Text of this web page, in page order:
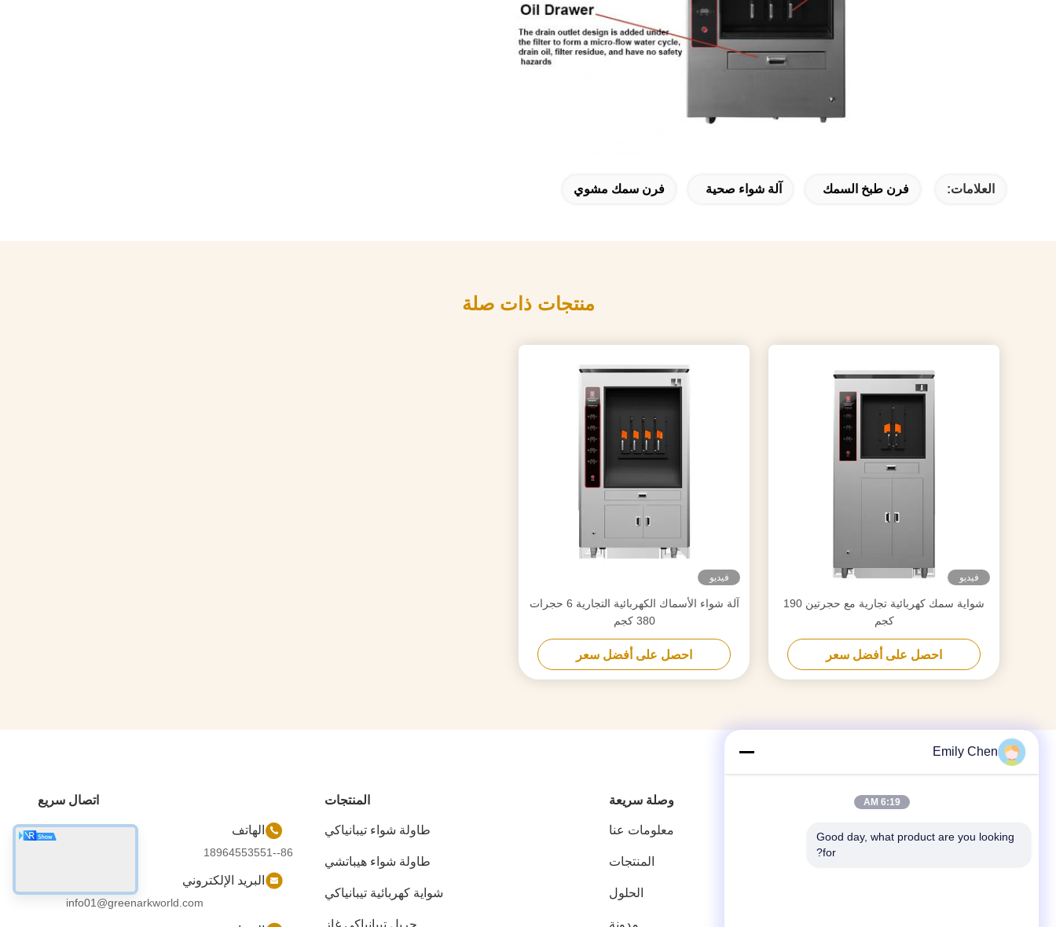
العلامات: فرن طبخ السمك آلة شواء صحية فرن سمك مشوي
منتجات ذات صلة
فيديو
شواية سمك كهربائية تجارية مع حجرتين 190
كجم
احصل على أفضل سعر
فيديو
آلة شواء الأسماك الكهربائية التجارية 6 حجرات
380 كجم
احصل على أفضل سعر
وصلة سريعة
معلومات عنا
المنتجات
الحلول
مدونة
المنتجات
طاولة شواء تيبانياكي
طاولة شواء هيباتشي
شواية كهربائية تيبانياكي
جريل تيبانياكي غاز
اتصال سريع
الهاتف
86--18964553551
البريد الإلكتروني
info01@greenarkworld.com
Emily Chen
6:19 AM
Good day, what product are you looking
for?